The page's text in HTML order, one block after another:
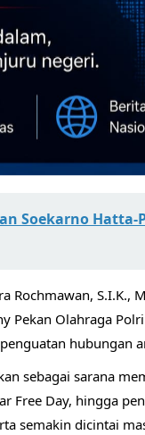
Soekarno
Rochmawan, S.I.K.,
Pekan Olahraga
hubungan
sebagai sarana
Free Day, hingga
semakin dicintai